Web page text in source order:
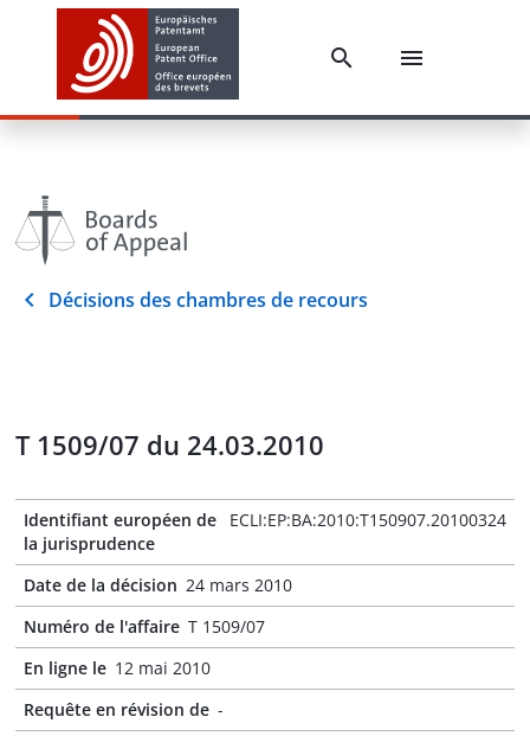
Décisions des chambres de recours
T 1509/07 du 24.03.2010
Identifiant européen de
la jurisprudence
ECLI:EP:BA:2010:T150907.20100324
Date de la décision 24 mars 2010
Numéro de l'affaire T 1509/07
En ligne le 12 mai 2010
Requête en révision de -